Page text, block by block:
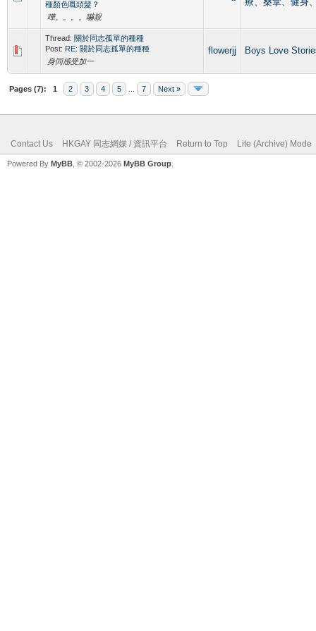
種顏色嘅頭髮？
嘩。。。。嚇親
Thread: 關於同志孤單的種種
Post: RE: 關於同志孤單的種種
身同感受加一
flowerjj Boys Love
Pages (7): 1 2 3 4 5 7 Next »
Contact Us HKGAY 同志網媒 / 資訊平台 Return to Top Lite (Archive) Mode
Powered By MyBB , © 2002-2026 MyBB Group